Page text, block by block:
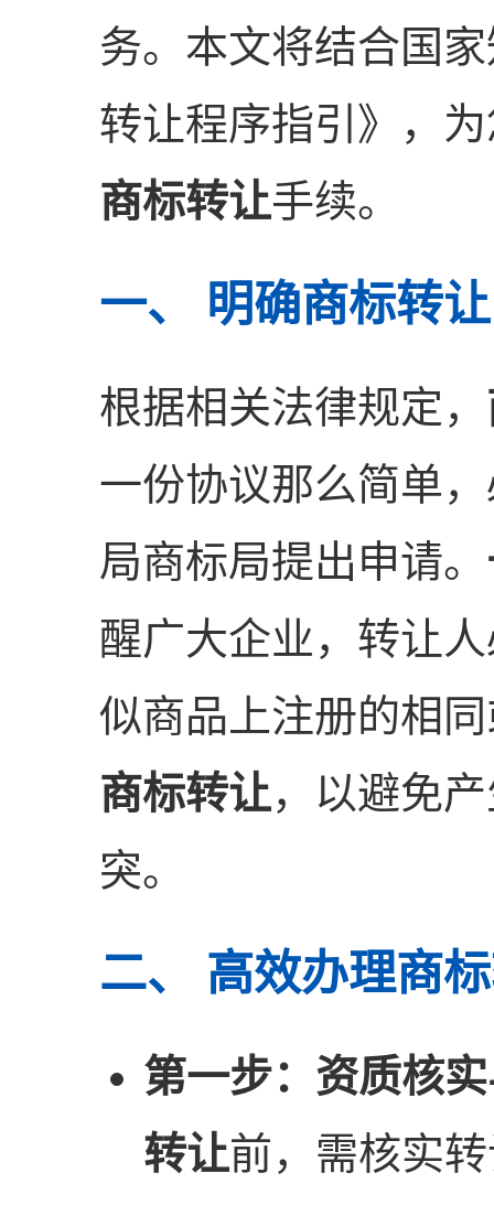
务。本文将结合国
转让程序指引》，
商标转让手续。
一、 明确商标转
根据相关法律规定，
一份协议那么简单
局商标局提出申请。
醒广大企业，转让
似商品上注册的相
商标转让，以避免
突。
二、 高效办理商
第一步：资质核
转让前，需核实